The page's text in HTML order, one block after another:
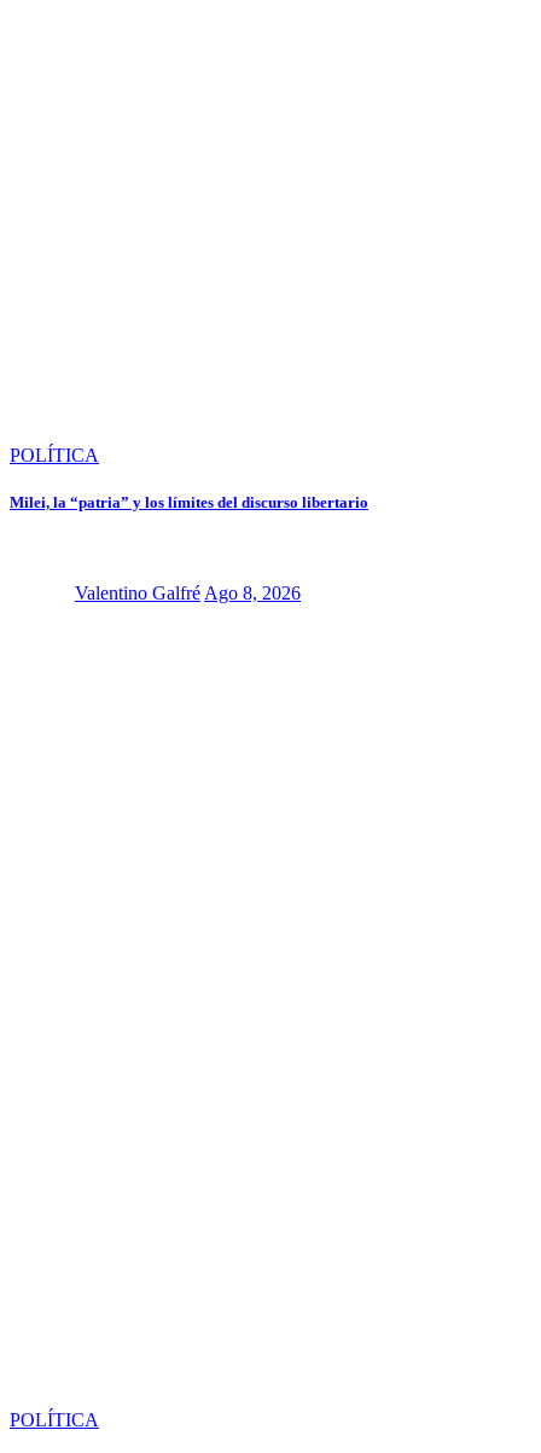
POLÍTICA
Milei, la “patria” y los límites del discurso libertario
Valentino Galfré Ago 8, 2026
POLÍTICA